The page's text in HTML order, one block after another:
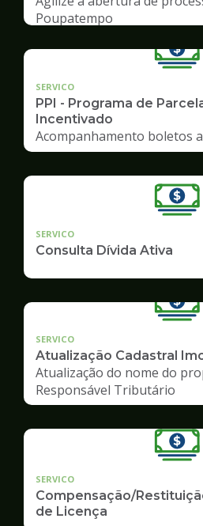
Poupatempo
SERVICO
PPI - Programa de
Incentivado
Acompanhamento boletos
SERVICO
Consulta Dívida Ativa
SERVICO
Atualização Cadastral
Atualização do nome do
Responsável Tributário
SERVICO
Compensação/
de Licença